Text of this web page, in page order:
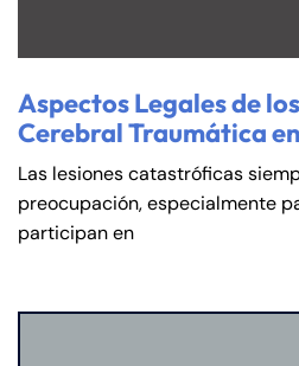
Aspectos Legales de
Cerebral Traumática
Las lesiones catastróficas
preocupación, especialmente
participan en